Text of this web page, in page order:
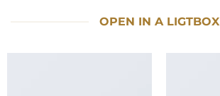
OPEN IN A LIGTBOX